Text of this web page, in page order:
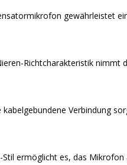
gewährleistet
Richtcharakteristik nimmt
kabelgebundene Verbindung
ermöglicht es, das